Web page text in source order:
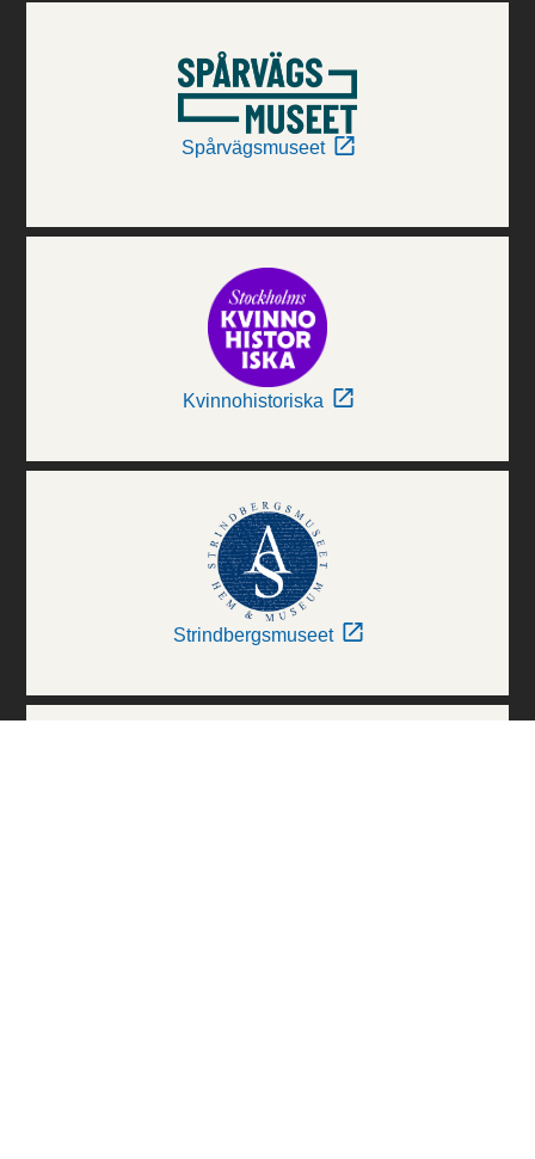
Spårvägsmuseet
Kvinnohistoriska
Strindbergsmuseet